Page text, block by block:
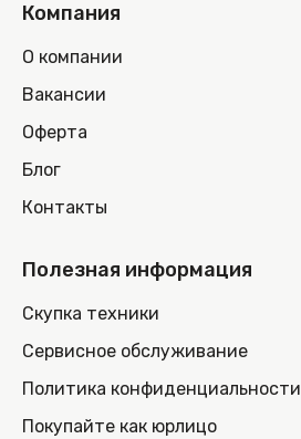
Компания
О компании
Вакансии
Оферта
Блог
Контакты
Полезная информация
Скупка техники
Сервисное обслуживание
Политика конфиденциальности
Покупайте как юрлицо